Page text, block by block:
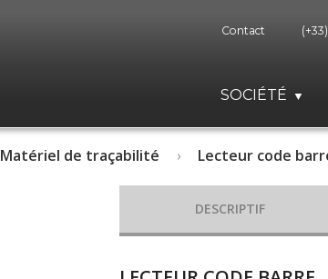
Contact
SOCIÉTÉ
Matériel de traçabilité Lecteur code
DESCRIPTIF